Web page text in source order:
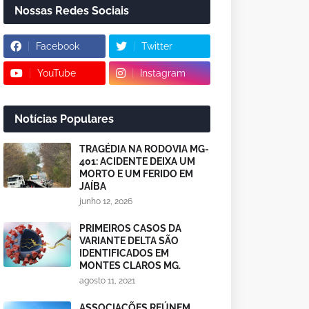
Nossas Redes Sociais
Facebook Twitter
YouTube Instagram
Notícias Populares
TRAGÉDIA NA RODOVIA MG-
401: ACIDENTE DEIXA UM
MORTO E UM FERIDO EM
JAÍBA
junho 12, 2026
PRIMEIROS CASOS DA
VARIANTE DELTA SÃO
IDENTIFICADOS EM
MONTES CLAROS MG.
agosto 11, 2021